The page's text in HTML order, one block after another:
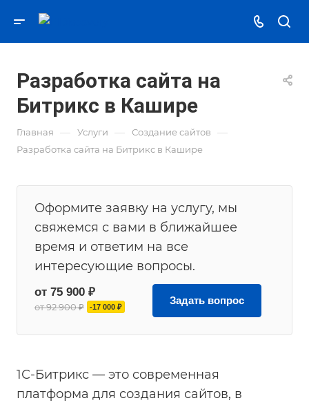
Разработка сайта на
Битрикс в Кашире
Главная — Услуги — Создание сайтов —
Разработка сайта на Битрикс в Кашире
Оформите заявку на услугу, мы
свяжемся с вами в ближайшее
время и ответим на все
интересующие вопросы.
от 75 900 ₽
от 92 900 ₽ -17 000 ₽
Задать вопрос
1С-Битрикс — это современная
платформа для создания сайтов, в